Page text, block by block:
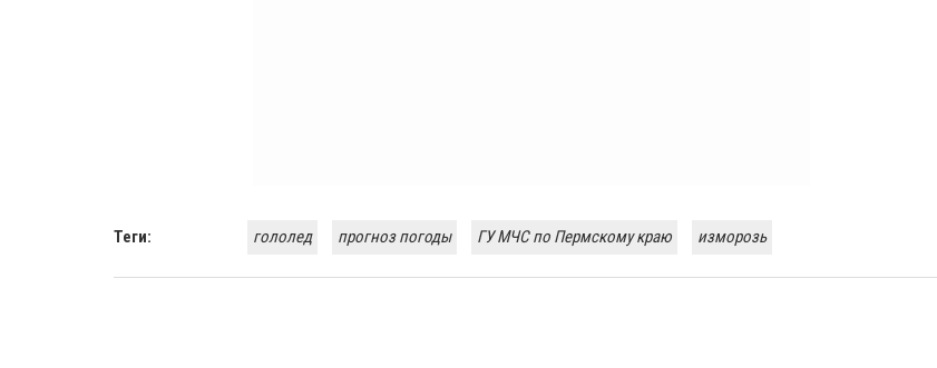
Теги: гололед прогноз погоды ГУ МЧС по Пермскому краю изморозь